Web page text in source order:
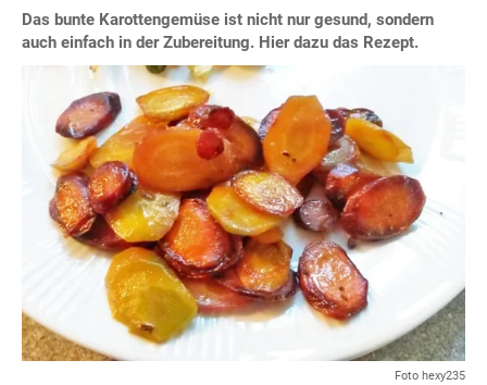
Das bunte Karottengemüse ist nicht nur gesund, sondern
auch einfach in der Zubereitung. Hier dazu das Rezept.
Foto hexy235